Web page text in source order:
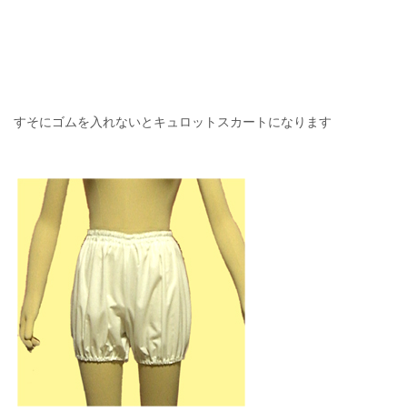
すそにゴムを入れないとキュロットスカートになります